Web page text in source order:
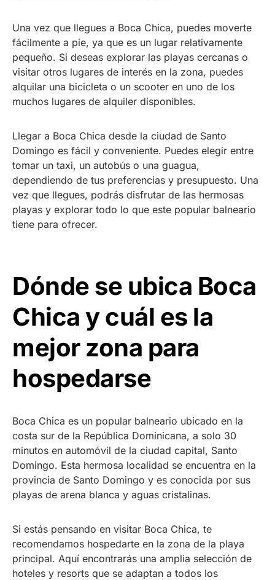
Una vez que llegues a Boca Chica, puedes moverte
fácilmente a pie, ya que es un lugar relativamente
pequeño. Si deseas explorar las playas cercanas o
visitar otros lugares de interés en la zona, puedes
alquilar una bicicleta o un scooter en uno de los
muchos lugares de alquiler disponibles.
Llegar a Boca Chica desde la ciudad de Santo
Domingo es fácil y conveniente. Puedes elegir entre
tomar un taxi, un autobús o una guagua,
dependiendo de tus preferencias y presupuesto. Una
vez que llegues, podrás disfrutar de las hermosas
playas y explorar todo lo que este popular balneario
tiene para ofrecer.
Dónde se ubica Boca
Chica y cuál es la
mejor zona para
hospedarse
Boca Chica es un popular balneario ubicado en la
costa sur de la República Dominicana, a solo 30
minutos en automóvil de la ciudad capital, Santo
Domingo. Esta hermosa localidad se encuentra en la
provincia de Santo Domingo y es conocida por sus
playas de arena blanca y aguas cristalinas.
Si estás pensando en visitar Boca Chica, te
recomendamos hospedarte en la zona de la playa
principal. Aquí encontrarás una amplia selección de
hoteles y resorts que se adaptan a todos los